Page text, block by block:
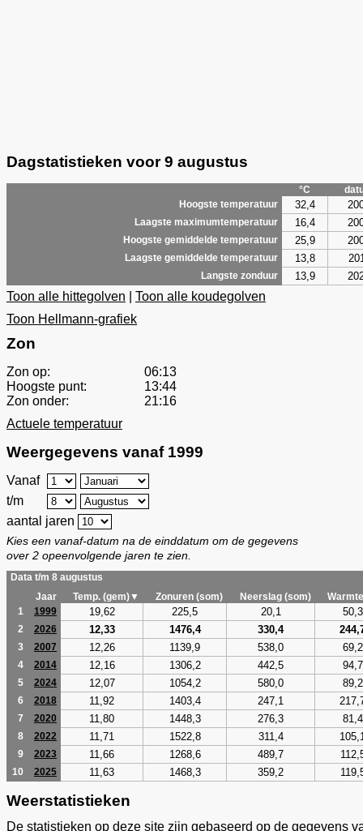
Dagstatistieken voor 9 augustus
°C
Hoogste temperatuur
32,4
Laagste maximumtemperatuur 16,4
Hoogste gemiddelde temperatuur 25,9
Laagste gemiddelde temperatuur 13,8
Langste zonduur 13,9
Toon alle hittegolven
Toon alle koudegolven
Toon Hellmann-grafiek
Zon
Zon op:
06:13
Hoogste punt:
13:44
Zon onder:
21:16
Actuele temperatuur
Weergegevens vanaf 1999
Vanaf
t/m
aantal jaren
Kies een vanaf-datum na de einddatum om de gegevens
over 2 opeenvolgende jaren te zien.
Data t/m 8 augustus
Jaar
Temp. (gem)▼ Zonuren (som) Neerslag (som)
1
1999 19,62 225,5 20,1 50,3
2 2026 12,33 1476,4 330,4
3 2007 12,26 1139,9 538,0 69,2
4 2014 12,16 1306,2 442,5 94,7
5 2024 12,07 1054,2 580,0 89,2
6 2018 11,92 1403,4 247,1
7 2020 11,80 1448,3 276,3 81,4
8 2022 11,71 1522,8 311,4
9 2023 11,66 1268,6 489,7
10 2025 11,63 1468,3 359,2
Weerstatistieken
De statistieken op deze site zijn gebaseerd op de gegevens